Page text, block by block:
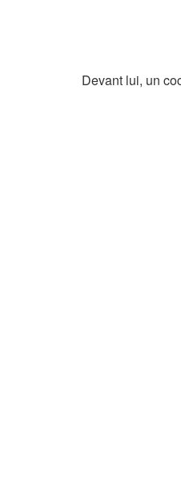
Devant lui, un